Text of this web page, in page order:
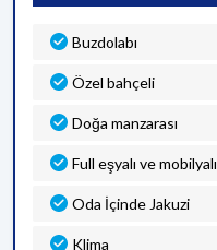
Buzdolabı
Özel bahçeli
Doğa manzarası
Full eşyalı ve mobilyalı
Oda İçinde Jakuzi
Klima